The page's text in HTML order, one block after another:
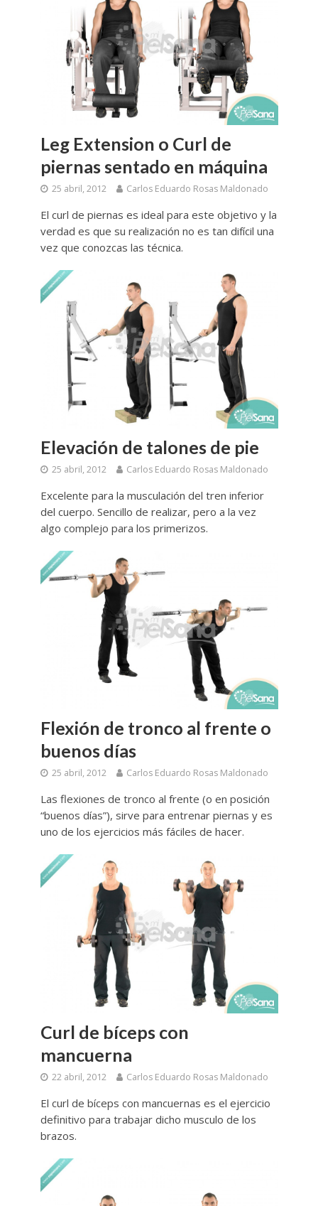
Leg Extension o Curl de
piernas sentado en máquina
25 abril, 2012 Carlos Eduardo Rosas Maldonado
El curl de piernas es ideal para este objetivo y la
verdad es que su realización no es tan difícil una
vez que conozcas las técnica.
Elevación de talones de pie
25 abril, 2012 Carlos Eduardo Rosas Maldonado
Excelente para la musculación del tren inferior
del cuerpo. Sencillo de realizar, pero a la vez
algo complejo para los primerizos.
Flexión de tronco al frente o
buenos días
25 abril, 2012 Carlos Eduardo Rosas Maldonado
Las flexiones de tronco al frente (o en posición
“buenos días”), sirve para entrenar piernas y es
uno de los ejercicios más fáciles de hacer.
Curl de bíceps con
mancuerna
22 abril, 2012 Carlos Eduardo Rosas Maldonado
El curl de bíceps con mancuernas es el ejercicio
definitivo para trabajar dicho musculo de los
brazos.